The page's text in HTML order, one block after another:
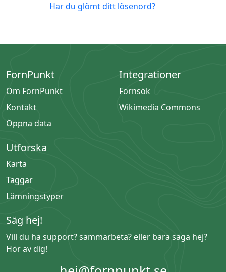
Har du glömt ditt lösenord?
FornPunkt
Om FornPunkt
Kontakt
Öppna data
Integrationer
Fornsök
Wikimedia Commons
Utforska
Karta
Taggar
Lämningstyper
Säg hej!
Vill du ha support? sammarbeta? eller bara säga hej?
Hör av dig!